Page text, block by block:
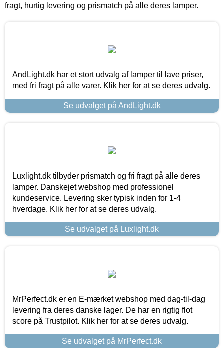
fragt, hurtig levering og prismatch på alle deres lamper.
AndLight.dk har et stort udvalg af lamper til lave priser,
med fri fragt på alle varer. Klik her for at se deres udvalg.
Se udvalget på AndLight.dk
Luxlight.dk tilbyder prismatch og fri fragt på alle deres
lamper. Danskejet webshop med professionel
kundeservice. Levering sker typisk inden for 1-4
hverdage. Klik her for at se deres udvalg.
Se udvalget på Luxlight.dk
MrPerfect.dk er en E-mærket webshop med dag-til-dag
levering fra deres danske lager. De har en rigtig flot
score på Trustpilot. Klik her for at se deres udvalg.
Se udvalget på MrPerfect.dk